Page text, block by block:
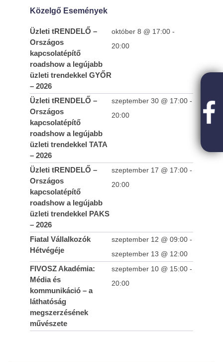
Teltházas FIVOSZ Garden Party-t tartottunk
a Continental CityGolf Clubban
10-10
Egyedi lehetőség FIVOSZ-tagoknak!
2025-
10-10
Közelgő Események
Üzleti tRENDELŐ –
Országos
kapcsolatépítő
roadshow a legújabb
üzleti trendekkel GYŐR
– 2026
október 8 @ 17:00 -
20:00
Üzleti tRENDELŐ –
Országos
kapcsolatépítő
roadshow a legújabb
üzleti trendekkel TATA
– 2026
szeptember 30 @ 17:00 -
20:00
Üzleti tRENDELŐ –
Országos
kapcsolatépítő
roadshow a legújabb
üzleti trendekkel PAKS
– 2026
szeptember 17 @ 17:00 -
20:00
Fiatal Vállalkozók
Hétvégéje
szeptember 12 @ 09:00 -
szeptember 13 @ 12:00
FIVOSZ Akadémia:
Média és
kommunikáció – a
láthatóság
megszerzésének
művészete
szeptember 10 @ 15:00 -
20:00